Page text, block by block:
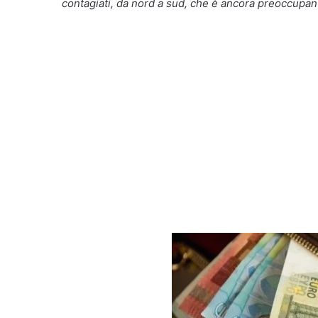
contagiati, da nord a sud, che è ancora